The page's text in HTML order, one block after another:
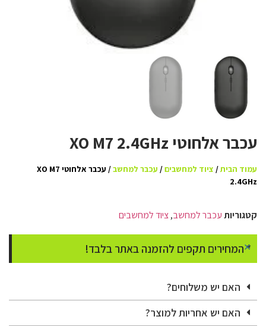
עכבר אלחוטי XO M7 2.4GHz
עמוד הבית/ ציוד למחשבים/ עכבר למחשב
/ עכבר אלחוטי XO M7
2.4GHz
קטגוריותעכבר למחשב,ציוד למחשבים
* המחירים תקפים להזמנה באתר בלבד!
×
האם יש משלוחים?
האם יש אחריות למוצר?